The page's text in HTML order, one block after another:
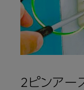
2ピンアー